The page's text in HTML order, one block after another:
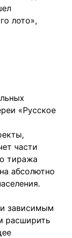
лото»,
«Русское
части
тиража
абсолютно
зависимым
расширить